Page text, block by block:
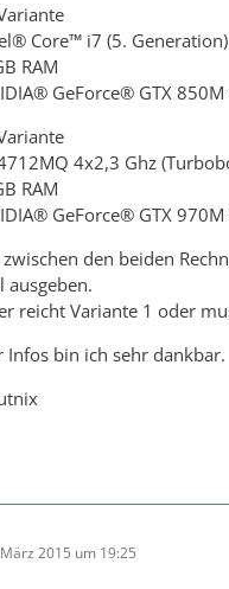
Core™ i7 (5.
RAM
GeForce® GTX 850M
4x2,3 Ghz
RAM
GeForce® GTX 970M
zwischen den beiden
ausgeben.
reicht Variante 1 oder
Infos bin ich sehr dankbar.
2015 um 19:25